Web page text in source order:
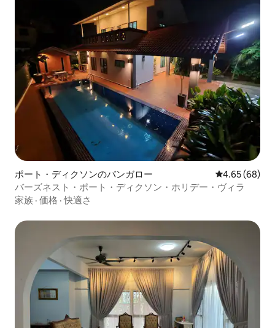
ポート・ディクソンのバンガロー レビュー68
4.65 (68)
バーズネスト・ポート・ディクソン・ホリデー・ヴィラ
家族 · 価格 ·快適さ